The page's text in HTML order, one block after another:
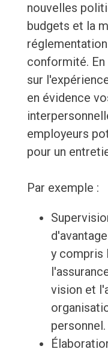
nouvelles
budgets et la
conformité.
sur
en évidence
employeurs
pour un
Par exemple :
y compris
vision et
personnel.